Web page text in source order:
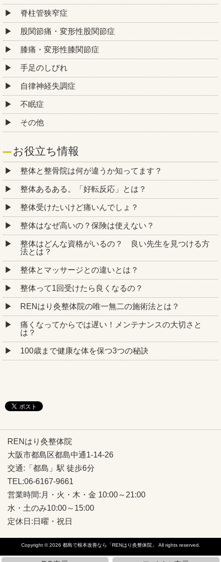
脊柱管狭窄症
股関節痛・変形性股関節症
膝痛・変形性膝関節症
手足のしびれ
自律神経失調症
不眠症
その他
お役立ち情報
整体と整骨院は何が違うか知ってます？
整体あるある。「好転反応」とは？
整体受けたいけど痛いんでしょ？
整体はなぜ高いの？保険は使えない？
整体はどんな資格がいるの？ 良い先生を見つける方
法とは？
整体とマッサージとの違いとは？
整体って1回受けたら良くなるの？
RENはり灸整体院の唯一無二の施術法とは？
痛くなってからでは遅い！メンテナンスの大切さと
は？
100歳まで健康な体を保つ3つの秘訣
RENはり灸整体院
大阪市都島区都島中通1-14-26
交通:「都島」駅 徒歩6分
TEL:06-6167-9661
営業時間:月・火・木・金 10:00～21:00
水・土のみ10:00～15:00
定休日:日曜・祝日
Copyright © 2026 都島で根本改善なら「RENはり灸整体院」 All rights reserved.